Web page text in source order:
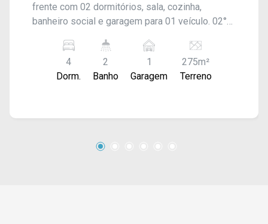
frente com 02 dormitórios, sala, cozinha,
banheiro social e garagem para 01 veículo. 02°
dormitórios, sala, cozinha, banheiro e lavanderia.
4
Dorm.
2
Banho
1
Garagem
275m²
Terreno